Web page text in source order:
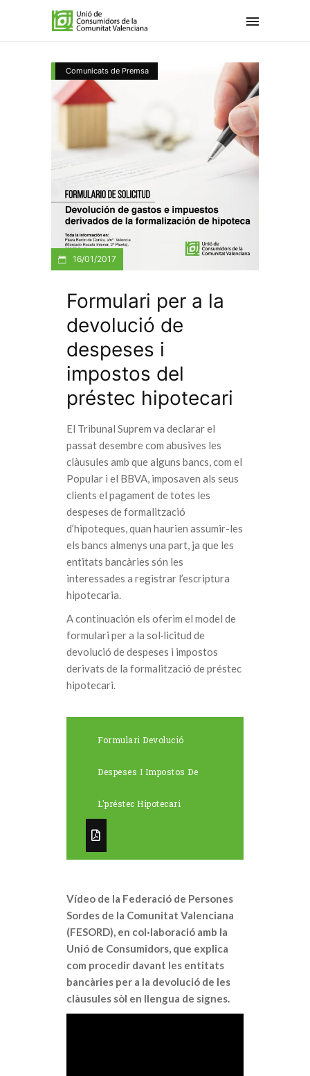
Comunicats de Premsa
16/01/2017
Formulari per a la
devolució de
despeses i
impostos del
préstec hipotecari
El Tribunal Suprem va declarar el
passat desembre com abusives les
clàusules amb que alguns bancs, com el
Popular i el BBVA, imposaven als seus
clients el pagament de totes les
despeses de formalització
d’hipoteques, quan haurien assumir-les
els bancs almenys una part, ja que les
entitats bancàries són les
interessades a registrar l’escriptura
hipotecaria.
A continuación els oferim el model de
formulari per a la sol·licitud de
devolució de despeses i impostos
derivats de la formalització de préstec
hipotecari.
Formulari Devolució
Despeses I Impostos De
L'préstec Hipotecari
Vídeo de la Federació de Persones
Sordes de la Comunitat Valenciana
(FESORD), en col·laboració amb la
Unió de Consumidors, que explica
com procedir davant les entitats
bancàries per a la devolució de les
clàusules sòl en llengua de signes.